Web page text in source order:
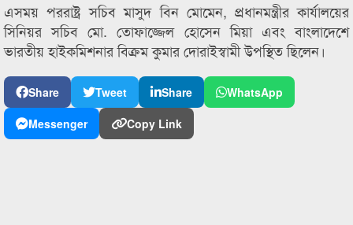
এসময় পররাষ্ট্র সচিব মাসুদ বিন মোমেন, প্রধানমন্ত্রীর কার্যালয়ের
সিনিয়র সচিব মো. তোফাজ্জেল হোসেন মিয়া এবং বাংলাদেশে
ভারতীয় হাইকমিশনার বিক্রম কুমার দোরাইস্বামী উপস্থিত ছিলেন।
Share Tweet Share
WhatsApp
Messenger
Copy Link